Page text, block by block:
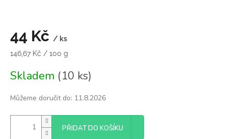
44 Kč / ks
Měrná
146,67 Kč / 100 g
Skladem (10 ks)
Můžeme doručit do: 11.8.2026
PŘIDAT DO KOŠÍKU